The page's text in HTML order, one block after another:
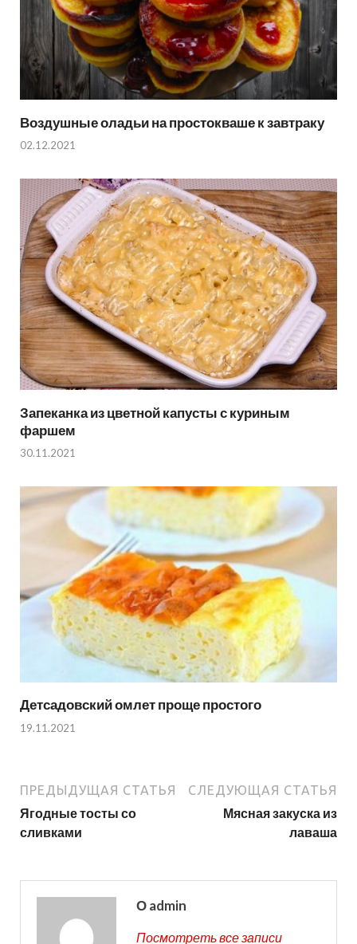
Воздушные оладьи на простокваше к завтраку
02.12.2021
Запеканка из цветной капусты с куриным
фаршем
30.11.2021
Детсадовский омлет проще простого
19.11.2021
ПРЕДЫДУЩАЯ СТАТЬЯ
Ягодные тосты со
сливками
СЛЕДУЮЩАЯ СТАТЬЯ
Мясная закуска из
лаваша
О admin
Посмотреть все записи